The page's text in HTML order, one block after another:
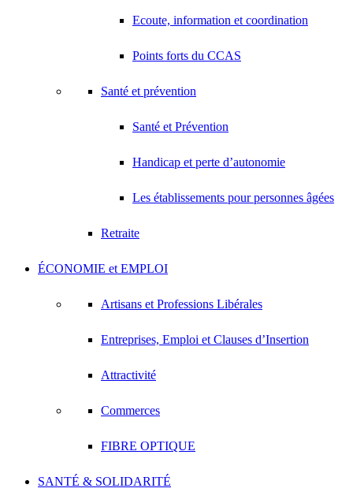
Ecoute, information et coordination
Points forts du CCAS
Santé et prévention
Santé et Prévention
Handicap et perte d’autonomie
Les établissements pour personnes âgées
Retraite
ÉCONOMIE et EMPLOI
Artisans et Professions Libérales
Entreprises, Emploi et Clauses d’Insertion
Attractivité
Commerces
FIBRE OPTIQUE
SANTÉ & SOLIDARITÉ